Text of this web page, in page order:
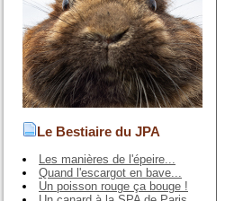
Le Bestiaire du JPA
Les manières de l'épeire...
Quand l'escargot en bave...
Un poisson rouge ça bouge !